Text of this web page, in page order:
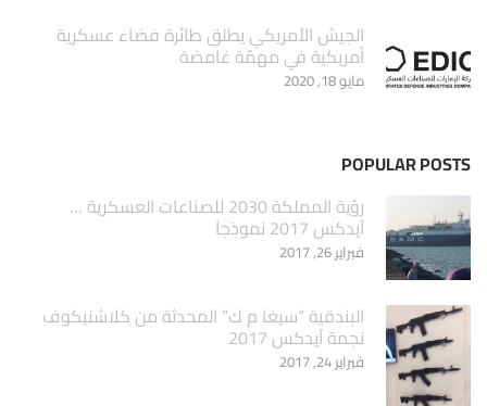
الجيش الأمريكي يطلق طائرة فضاء عسكرية
أمريكية في مهمّة غامضة
مايو 18, 2020
POPULAR POSTS
‏رؤية المملكة 2030 للصناعات العسكرية …
آيدكس 2017 نموذجاَ
فبراير 26, 2017
البندقية “سيغا م ك” المحدثة من كلاشنيكوف
نجمة آيدكس 2017
فبراير 24, 2017